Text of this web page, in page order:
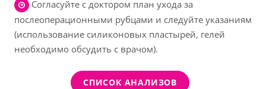
Согласуйте с доктором план ухода за
послеоперационными рубцами и следуйте указаниям
(использование силиконовых пластырей, гелей
необходимо обсудить с врачом).
СПИСОК АНАЛИЗОВ